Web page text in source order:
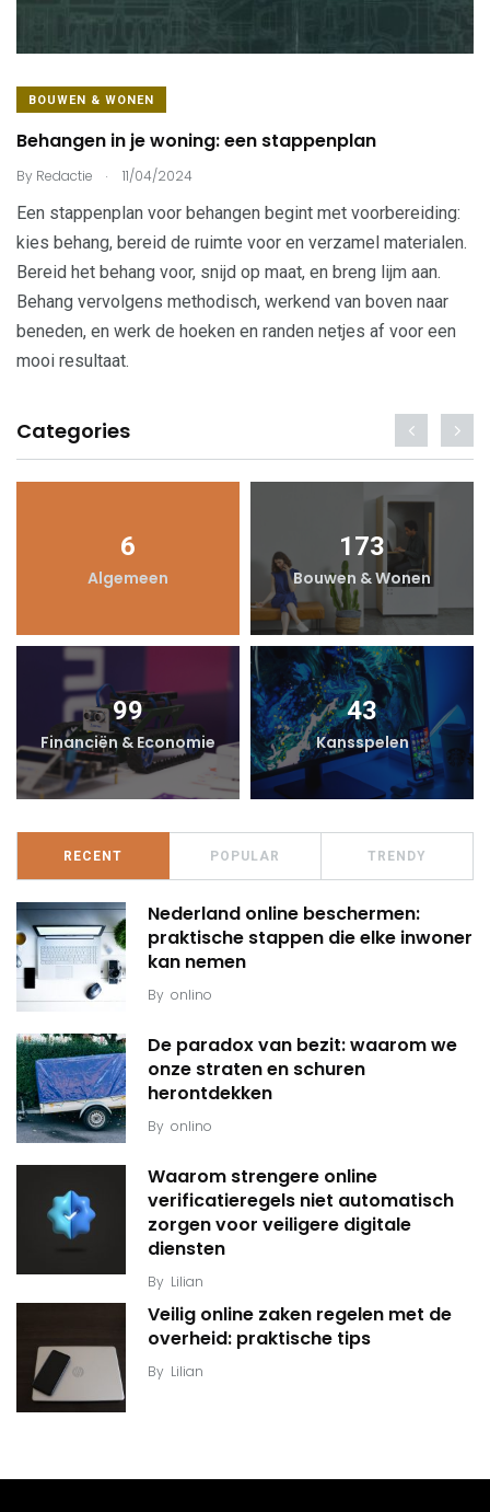
BOUWEN & WONEN
Behangen in je woning: een stappenplan
By Redactie . 11/04/2024
Een stappenplan voor behangen begint met voorbereiding:
kies behang, bereid de ruimte voor en verzamel materialen.
Bereid het behang voor, snijd op maat, en breng lijm aan.
Behang vervolgens methodisch, werkend van boven naar
beneden, en werk de hoeken en randen netjes af voor een
mooi resultaat.
Categories
6
Algemeen
173
Bouwen & Wonen
99
Financiën & Economie
43
Kansspelen
RECENT POPULAR TRENDY
Nederland online beschermen:
praktische stappen die elke inwoner
kan nemen
By onlino
De paradox van bezit: waarom we
onze straten en schuren
herontdekken
By onlino
Waarom strengere online
verificatieregels niet automatisch
zorgen voor veiligere digitale
diensten
By Lilian
Veilig online zaken regelen met de
overheid: praktische tips
By Lilian